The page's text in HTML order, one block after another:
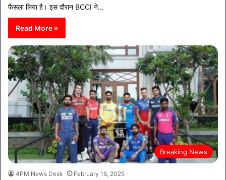
फैसला लिया है। इस दौरान BCCI ने…
Read More »
Breaking News
4PM News Desk February 16, 2025